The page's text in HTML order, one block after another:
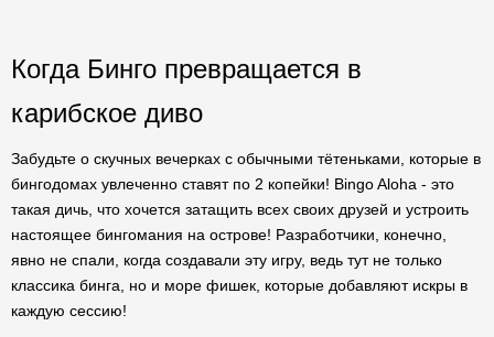
Когда Бинго превращается в
карибское диво
Забудьте о скучных вечерках с обычными тётеньками, которые в
бингодомах увлеченно ставят по 2 копейки! Bingo Aloha - это
такая дичь, что хочется затащить всех своих друзей и устроить
настоящее бингомания на острове! Разработчики, конечно,
явно не спали, когда создавали эту игру, ведь тут не только
классика бинга, но и море фишек, которые добавляют искры в
каждую сессию!